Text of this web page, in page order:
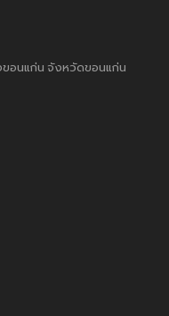
ขอนแก่น จังหวัดขอนแก่น